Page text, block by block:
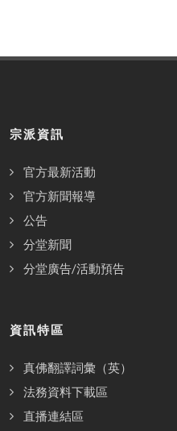
宗派資訊
官方最新活動
官方新聞報導
公告
分堂新聞
分堂廣告/活動預告
資訊特區
真佛翻譯詞彙（英）
法務資料下載區
直播連結區